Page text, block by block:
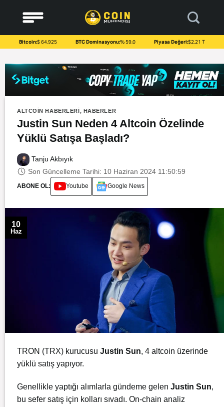
content
Bitcoin:$ 64.925 BTC Dominasyonu:% 59.0 Piyasa Değeri:$2.21 T
ALTCOIN HABERLERI, HABERLER
Justin Sun Neden 4 Altcoin Özelinde
Yüklü Satışa Başladı?
Tanju Akbıyık
Son Güncelleme Tarihi: 10 Haziran 2024 11:50:59
ABONE OL: Youtube Google News
10
Haz
TRON (TRX) kurucusu Justin Sun, 4 altcoin üzerinde
yüklü satış yapıyor.
Genellikle yaptığı alımlarla gündeme gelen Justin Sun,
bu sefer satış için kolları sıvadı. On-chain analiz